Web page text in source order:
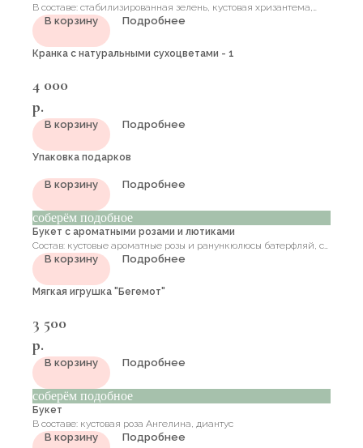
В составе: стабилизированная зелень, кустовая хризантема,
салидаго, пионовидная кустовая роза, хризантема, эвкалипт
В корзину Подробнее
Кранка с натуральными сухоцветами - 1
4 000
р.
В корзину Подробнее
Упаковка подарков
В корзину Подробнее
соберём подобное
Букет с ароматными розами и лютиками
Состав: кустовые ароматные розы и ранункюлюсы батерфляй, с
добавлением цветущих веток и эвкалипта
В корзину Подробнее
Мягкая игрушка "Бегемот"
3 500
р.
В корзину Подробнее
соберём подобное
Букет
В составе: кустовая роза Ангелина, диантус
В корзину Подробнее